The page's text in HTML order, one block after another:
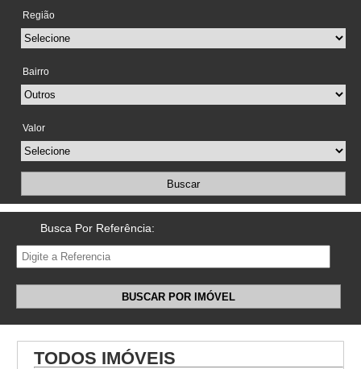
Região
Bairro
Valor
Buscar
Busca Por Referência:
BUSCAR POR IMÓVEL
TODOS IMÓVEIS